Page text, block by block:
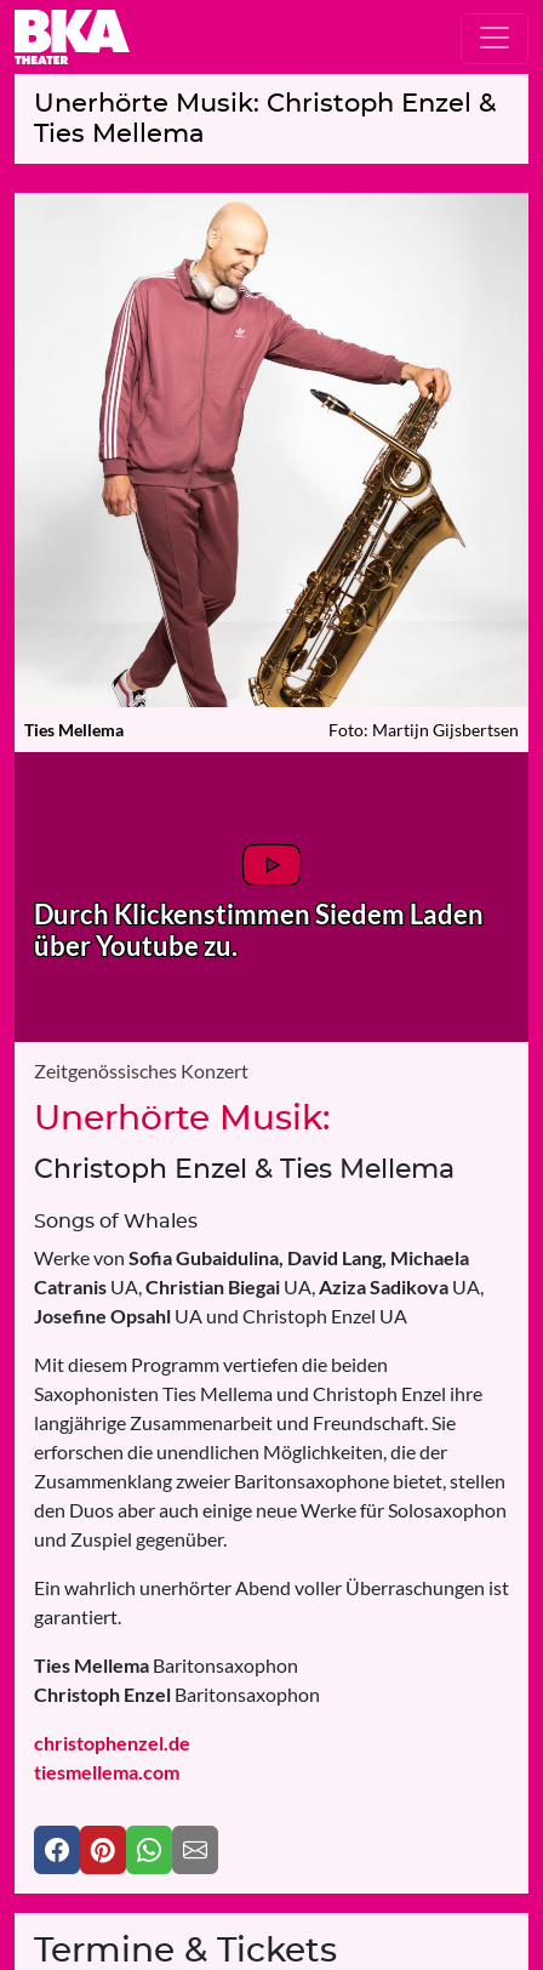
Unerhörte Musik: Christoph Enzel &
Ties Mellema
Ties Mellema Foto: Martijn Gijsbertsen
Durch Klickenstimmen Siedem Laden
über Youtube zu.
Zeitgenössisches Konzert
Unerhörte Musik:
Christoph Enzel & Ties Mellema
Songs of Whales
Werke von Sofia Gubaidulina, David Lang, Michaela
Catranis UA, Christian Biegai UA, Aziza Sadikova UA,
Josefine Opsahl UA und Christoph Enzel UA
Mit diesem Programm vertiefen die beiden
Saxophonisten Ties Mellema und Christoph Enzel ihre
langjährige Zusammenarbeit und Freundschaft. Sie
erforschen die unendlichen Möglichkeiten, die der
Zusammenklang zweier Baritonsaxophone bietet, stellen
den Duos aber auch einige neue Werke für Solosaxophon
und Zuspiel gegenüber.
Ein wahrlich unerhörter Abend voller Überraschungen ist
garantiert.
Ties Mellema Baritonsaxophon
Christoph Enzel Baritonsaxophon
christophenzel.de
tiesmellema.com
Termine & Tickets